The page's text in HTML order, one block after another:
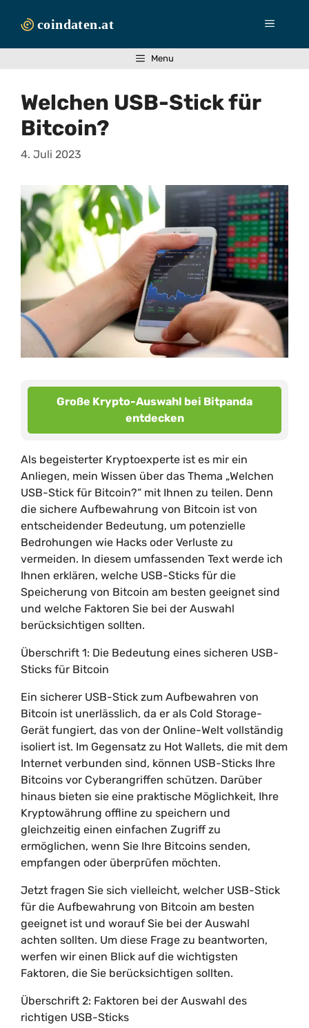
Inhalt
Menü
Menu
Welchen USB-Stick für
Bitcoin?
4. Juli 2023
Große Krypto-Auswahl bei Bitpanda
entdecken
Als begeisterter Kryptoexperte ist es mir ein
Anliegen, mein Wissen über das Thema „Welchen
USB-Stick für Bitcoin?“ mit Ihnen zu teilen. Denn
die sichere Aufbewahrung von Bitcoin ist von
entscheidender Bedeutung, um potenzielle
Bedrohungen wie Hacks oder Verluste zu
vermeiden. In diesem umfassenden Text werde ich
Ihnen erklären, welche USB-Sticks für die
Speicherung von Bitcoin am besten geeignet sind
und welche Faktoren Sie bei der Auswahl
berücksichtigen sollten.
Überschrift 1: Die Bedeutung eines sicheren USB-
Sticks für Bitcoin
Ein sicherer USB-Stick zum Aufbewahren von
Bitcoin ist unerlässlich, da er als Cold Storage-
Gerät fungiert, das von der Online-Welt vollständig
isoliert ist. Im Gegensatz zu Hot Wallets, die mit dem
Internet verbunden sind, können USB-Sticks Ihre
Bitcoins vor Cyberangriffen schützen. Darüber
hinaus bieten sie eine praktische Möglichkeit, Ihre
Kryptowährung offline zu speichern und
gleichzeitig einen einfachen Zugriff zu
ermöglichen, wenn Sie Ihre Bitcoins senden,
empfangen oder überprüfen möchten.
Jetzt fragen Sie sich vielleicht, welcher USB-Stick
für die Aufbewahrung von Bitcoin am besten
geeignet ist und worauf Sie bei der Auswahl
achten sollten. Um diese Frage zu beantworten,
werfen wir einen Blick auf die wichtigsten
Faktoren, die Sie berücksichtigen sollten.
Überschrift 2: Faktoren bei der Auswahl des
richtigen USB-Sticks